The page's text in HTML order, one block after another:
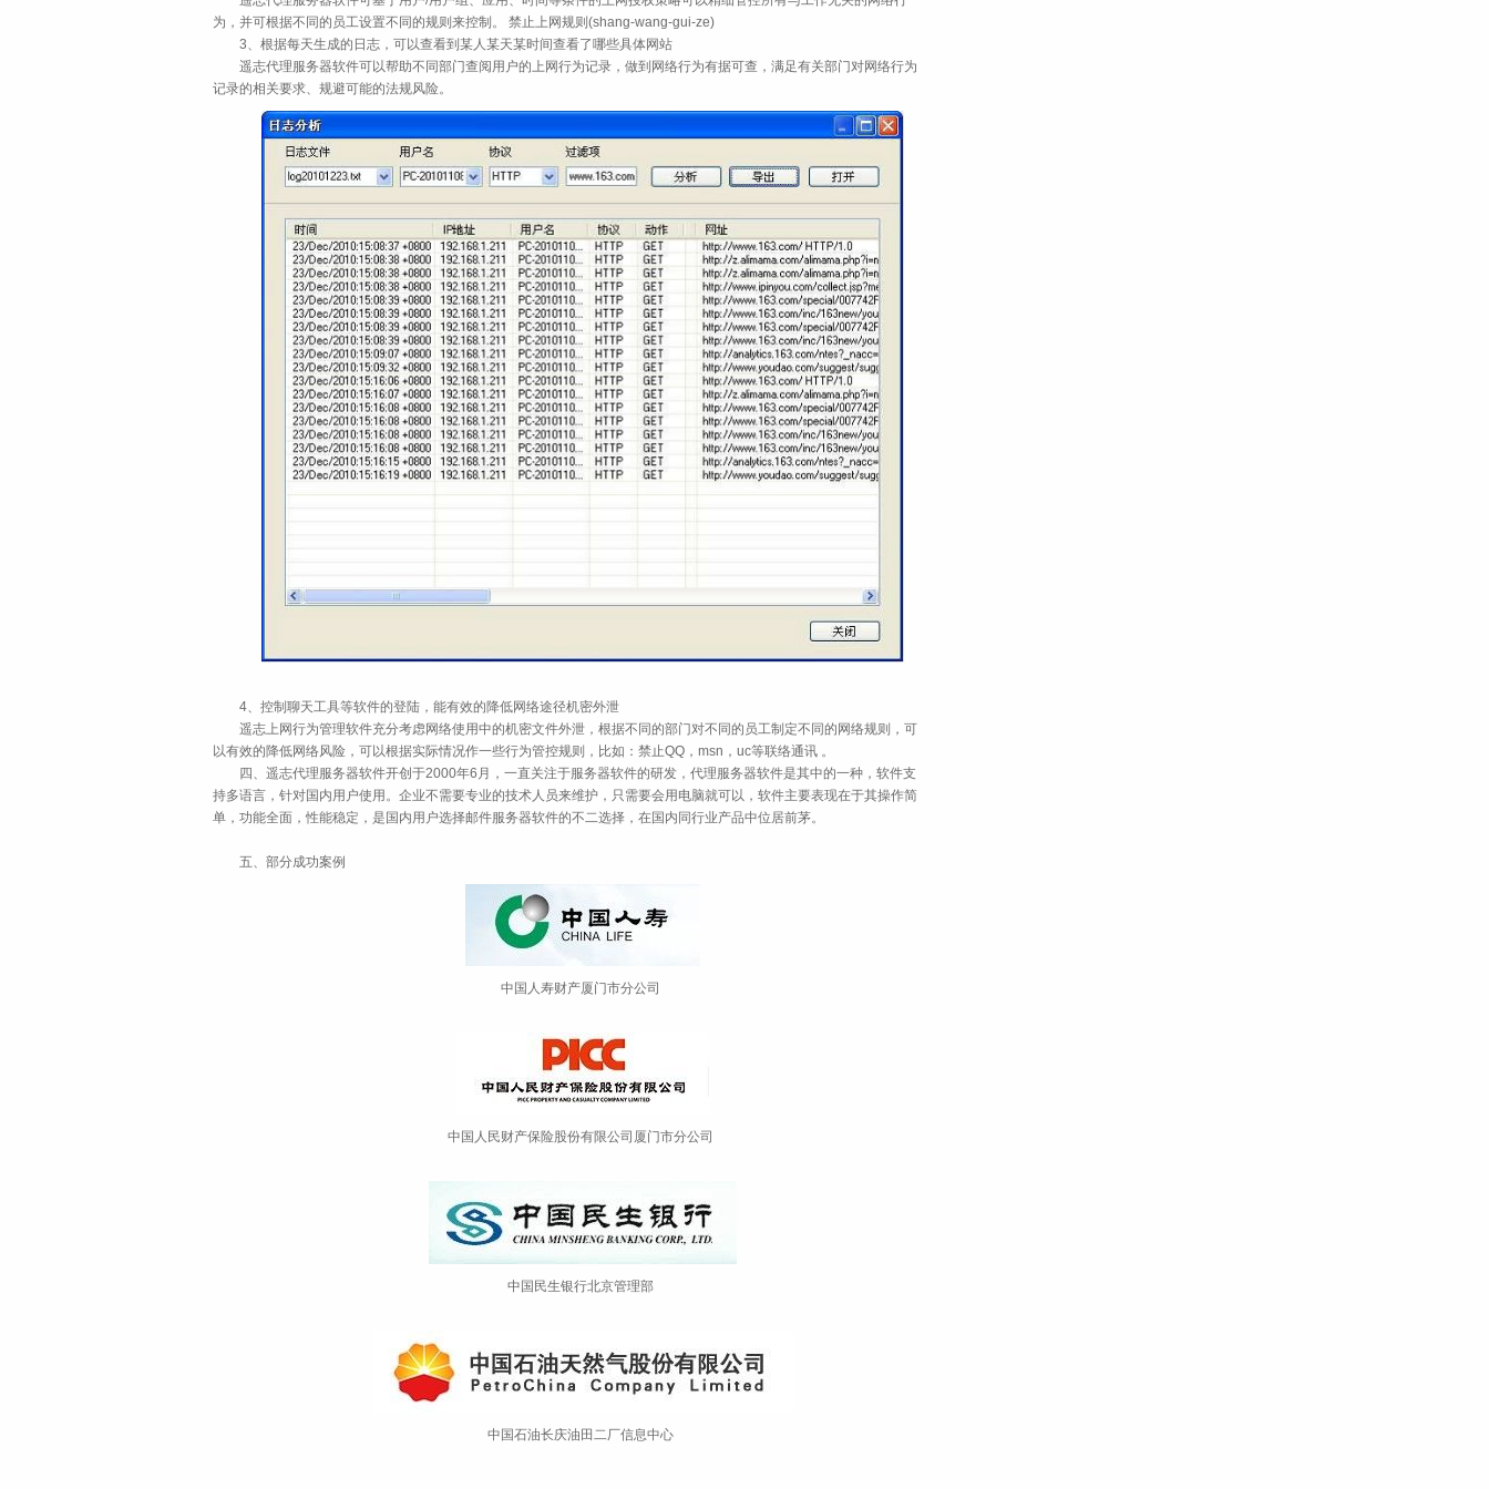
为，并可根据不同的员工设置不同的规则来控制。 禁止上网规则(shang-wang-gui-ze)
3、根据每天生成的日志，可以查看到某人某天某时间查看了哪些具体网站
遥志代理服务器软件可以帮助不同部门查阅用户的上网行为记录，做到网络行为有据可查，满足有关部门对网络行为
记录的相关要求、规避可能的法规风险。
4、控制聊天工具等软件的登陆，能有效的降低网络途径机密外泄
遥志上网行为管理软件充分考虑网络使用中的机密文件外泄，根据不同的部门对不同的员工制定不同的网络规则，可
以有效的降低网络风险，可以根据实际情况作一些行为管控规则，比如：禁止QQ，msn，uc等联络通讯 。
四、遥志代理服务器软件开创于2000年6月，一直关注于服务器软件的研发，代理服务器软件是其中的一种，软件支
持多语言，针对国内用户使用。企业不需要专业的技术人员来维护，只需要会用电脑就可以，软件主要表现在于其操作简
单，功能全面，性能稳定，是国内用户选择邮件服务器软件的不二选择，在国内同行业产品中位居前茅。
五、部分成功案例
中国人寿财产厦门市分公司
中国人民财产保险股份有限公司厦门市分公司
中国民生银行北京管理部
中国石油长庆油田二厂信息中心